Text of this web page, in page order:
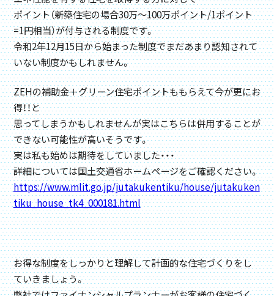
ポイント（新築住宅の場合30万～100万ポイント/1ポイント
=1円相当）が付与される制度です。
令和2年12月15日から始まった制度でまだあまり認知されて
いない制度かもしれません。
ZEHの補助金＋グリーン住宅ポイントももらえて今が更にお
得！！と
思ってしまうかもしれませんが実はこちらは併用することが
できない可能性が高いそうです。
実は私も始めは期待をしていました・・・
詳細については国土交通省ホームページをご確認ください。
https://www.mlit.go.jp/jutakukentiku/house/jutakuken
tiku_house_tk4_000181.html
お得な制度をしっかりと理解して計画的な住宅づくりをし
ていきましょう。